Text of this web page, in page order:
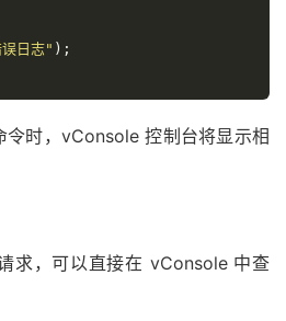
日志" );
令时，vConsole 控制台将显示相
求，可以直接在 vConsole 中查